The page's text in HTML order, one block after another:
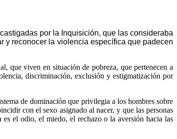
por la Inquisición, que las consideraba
y reconocer la violencia específica que padecen
que viven en situación de pobreza, que pertenecen a
discriminación, exclusión y estigmatización por
de dominación que privilegia a los hombres sobre
con el sexo asignado al nacer, y que las personas
es el odio, el miedo, el rechazo o la aversión hacia las